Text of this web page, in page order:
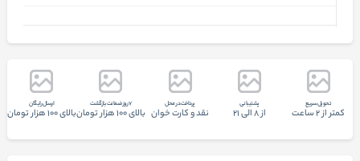
تحويل سريع
کمتر از 2 ساعت
پشتيبانی
از 8 الی 21
پرداخت در محل
نقد و کارت خوان
7 روز ضمانت بازگشت
بالای 100 هزار تومان
ارسال رایگان
بالای 100 هزار تومان